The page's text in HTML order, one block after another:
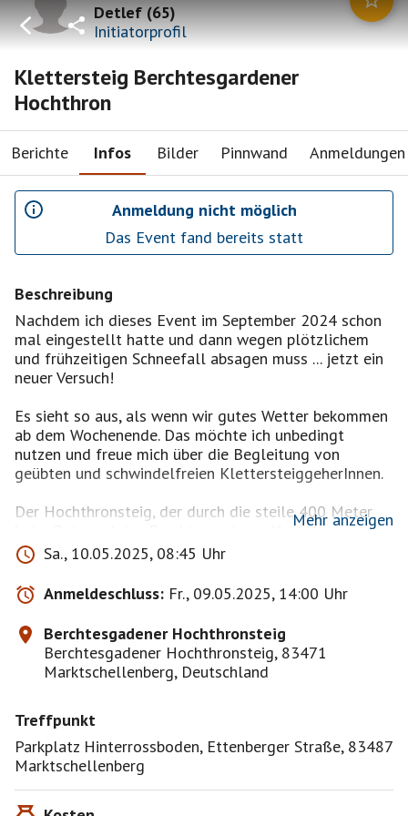
Detlef(65)
Initiatorprofil
Klettersteig Berchtesgardener
Hochthron
Berichte Infos Bilder Pinnwand Anmeldungen
Anmeldung nicht möglich
Das Event fand bereits statt
Beschreibung
Nachdem ich dieses Event im September 2024 schon
mal eingestellt hatte und dann wegen plötzlichem
und frühzeitigen Schneefall absagen muss ... jetzt ein
neuer Versuch!
Es sieht so aus, als wenn wir gutes Wetter bekommen
ab dem Wochenende. Das möchte ich unbedingt
nutzen und freue mich über die Begleitung von
geübten und schwindelfreien KlettersteiggeherInnen.
Der Hochthronsteig, der durch die steile 400 Meter
hohe Ostwand des Berchtesgadener Hochthrons
führt, ist ein moderner, schwieriger Sportklettersteig
mit homogener Schwierigkeitsverteilung. Er verläuft
großteils im Klettersteigschwierigkeitsgrad C/D. Der
Steig hat keinen Notausstieg, es gibt keine
Möglichkeit in leichteres Gelände auszuqueren. Der
Steig ist durchgehend mit einem Drahtseil und
Trittbügeln versichert.
Stöhrhaus ca. 6 h, dabei insgesamt 1100 Höhenmeter,
davon Klettersteig 400 Hm. Klettersteiglänge 600 m.
Das Stöhrhaus am Untersberg ist seit dem 1. Mai
Mehr anzeigen
Sa., 10.05.2025, 08:45 Uhr
Anmeldeschluss: Fr., 09.05.2025, 14:00 Uhr
Berchtesgadener Hochthronsteig
Berchtesgadener Hochthronsteig, 83471
Marktschellenberg, Deutschland
Treffpunkt
Parkplatz Hinterrossboden, Ettenberger Straße, 83487
Marktschellenberg